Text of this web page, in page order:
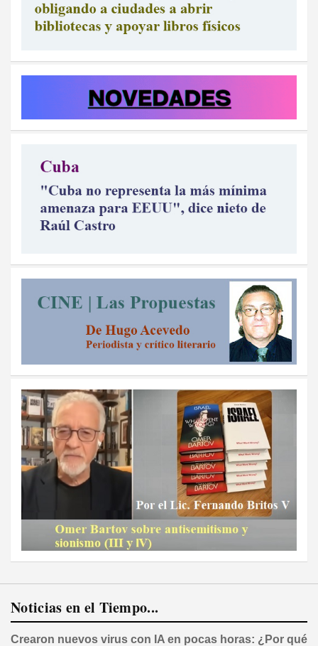
Noticias en el Tiempo...
Crearon nuevos virus con IA en pocas horas: ¿Por qué